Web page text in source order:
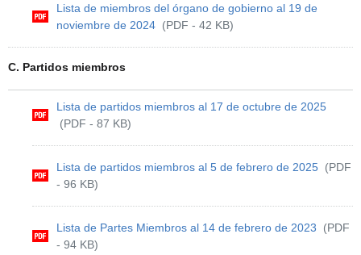
Lista de miembros del órgano de gobierno al 19 de
noviembre de 2024 (PDF - 42 KB)
C. Partidos miembros
Lista de partidos miembros al 17 de octubre de 2025
(PDF - 87 KB)
Lista de partidos miembros al 5 de febrero de 2025 (PDF
- 96 KB)
Lista de Partes Miembros al 14 de febrero de 2023
(PDF
- 94 KB)